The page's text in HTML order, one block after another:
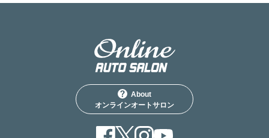
About
オンラインオートサロン